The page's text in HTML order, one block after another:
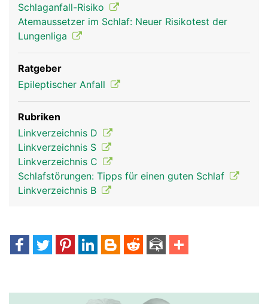
Schlaganfall-Risiko
Atemaussetzer im Schlaf: Neuer Risikotest der
Lungenliga
Ratgeber
Epileptischer Anfall
Rubriken
Linkverzeichnis D
Linkverzeichnis S
Linkverzeichnis C
Schlafstörungen: Tipps für einen guten Schlaf
Linkverzeichnis B